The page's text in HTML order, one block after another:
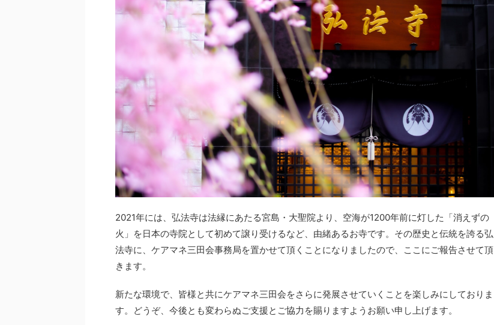
2021年には、弘法寺は法縁にあたる宮島・大聖院より、空海が1200年前に灯した「消えずの
火」を日本の寺院として初めて譲り受けるなど、由緒あるお寺です。その歴史と伝統を誇る弘
法寺に、ケアマネ三田会事務局を置かせて頂くことになりましたので、ここにご報告させて頂
きます。
新たな環境で、皆様と共にケアマネ三田会をさらに発展させていくことを楽しみにしておりま
す。どうぞ、今後とも変わらぬご支援とご協力を賜りますようお願い申し上げます。